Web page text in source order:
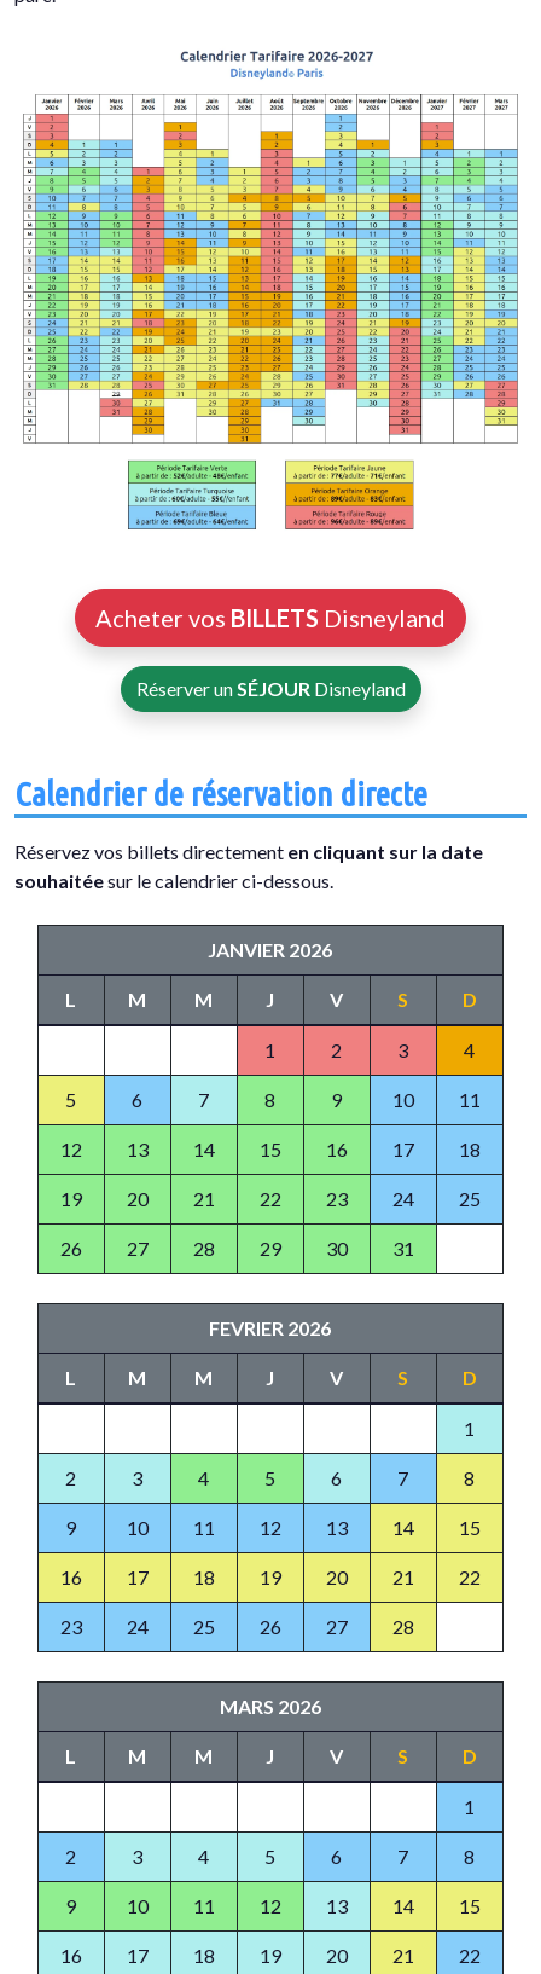
Acheter vos BILLETS Disneyland
Réserver un SÉJOUR Disneyland
Calendrier de réservation directe
Réservez vos billets directement en cliquant sur la date
souhaitéesur le calendrier ci-dessous.
JANVIER 2026
L M M J V S D
1 2 3 4
5 6 7 8 9 10 11
12 13 14 15 16 17 18
19 20 21 22 23 24 25
26 27 28 29 30 31
FEVRIER 2026
L M M J V S D
1
2 3 4 5 6 7 8
9 10 11 12 13 14 15
16 17 18 19 20 21 22
23 24 25 26 27 28
MARS 2026
L M M J V S D
1
2 3 4 5 6 7 8
9 10 11 12 13 14 15
16 17 18 19 20 21 22